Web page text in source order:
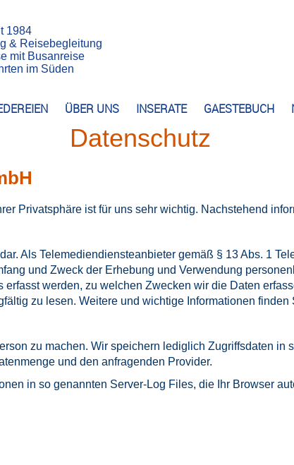
ÜBER UNS INSERATE GAESTEBUCH
1984
& Reisebegleitung
mit Busanreise
im Süden
Datenschutz
Privatsphäre ist für uns sehr wichtig. Nachstehend
Als Telemediendiensteanbieter gemäß § 13 Abs. 1
und Zweck der Erhebung und Verwendung
werden, zu welchen Zwecken wir die Daten
zu lesen. Weitere und wichtige Informationen finden
zu machen. Wir speichern lediglich Zugriffsdaten in
und den anfragenden Provider.
in so genannten Server-Log Files, die Ihr Browser